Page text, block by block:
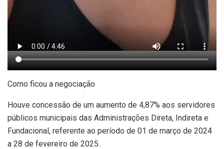
Como ficou a negociação
Houve concessão de um aumento de 4,87% aos servidores
públicos municipais das Administrações Direta, Indireta e
Fundacional, referente ao período de 01 de março de 2024
a 28 de fevereiro de 2025.